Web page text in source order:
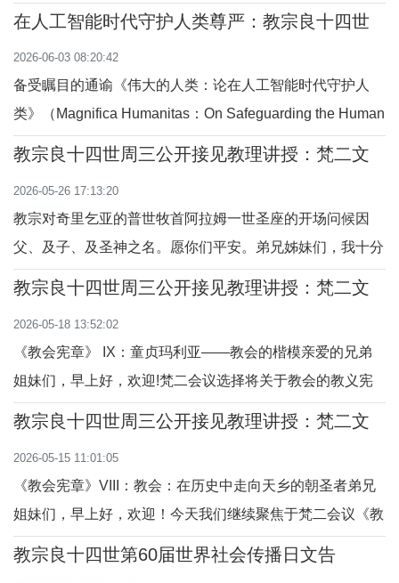
道：“教会无疑是一个有生命的有机体；作为有机体，就连
时代的需要与环境，只要保证其教义的完整即可”（第59
号）。梵二会议完全遵循此原则，在《礼仪
在人工智能时代守护人类尊严：教宗良十四世
2026-06-03 08:20:42
备受瞩目的通谕《伟大的人类：论在人工智能时代守护人
类》（Magnifica Humanitas：On Safeguarding the Human
Person in the Time of Artificial Intelligence），于5月25日
座新闻室网站全文公布了这份通谕，目前已翻译成七种语言
版本。通谕整体框架分为“前
教宗良十四世周三公开接见教理讲授：梵二文
2026-05-26 17:13:20
教宗对奇里乞亚的普世牧首阿拉姆一世圣座的开场问候因
父、及子、及圣神之名。愿你们平安。弟兄姊妹们，我十分
高兴欢迎亚美尼亚宗徒教会奇里乞亚的普世牧首阿拉姆一世
了重要契机，在我们两各教会迈向完全共融的进程中，强化
我们教会业已存在的合一纽带。圣座，在我们预
教宗良十四世周三公开接见教理讲授：梵二文
2026-05-18 13:52:02
《教会宪章》 IX：童贞玛利亚——教会的楷模亲爱的兄弟
姐妹们，早上好，欢迎!梵二会议选择将关于教会的教义宪
章的最后一章献给童贞玛利亚(参 LG.52-69)。她"被尊为教
范"(LG,53)。这些话语让我们明白，玛利亚在圣神作用下如
何接纳并孕育降生成人的天主子
教宗良十四世周三公开接见教理讲授：梵二文
2026-05-15 11:01:05
《教会宪章》VIII：教会：在历史中走向天乡的朝圣者弟兄
姐妹们，早上好，欢迎！今天我们继续聚焦于梵二会议《教
会宪章》第七章的内容，让我们反省教会的一个典型特征：
教宗良十四世第60届世界社会传播日文告